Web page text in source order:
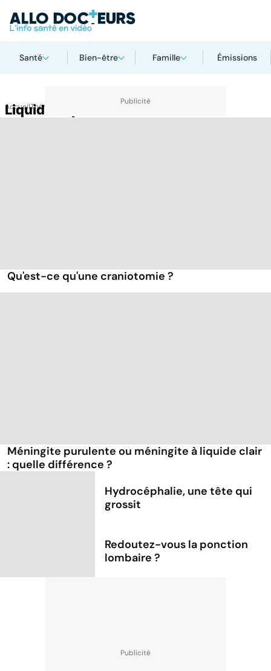
Santé Bien-être Famille Émissions
AccueilThématiques
Liquide céphalo-rachidien
Qu'est-ce qu'une craniotomie ?
Méningite purulente ou méningite à liquide clair
: quelle différence ?
Hydrocéphalie, une tête qui
grossit
Redoutez-vous la ponction
lombaire ?